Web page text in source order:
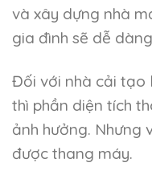
và xây dựng nhà
gia đình sẽ dễ
Đối với nhà cải tạo
thì phần diện tích
ảnh hưởng. Nhưng
được thang máy.